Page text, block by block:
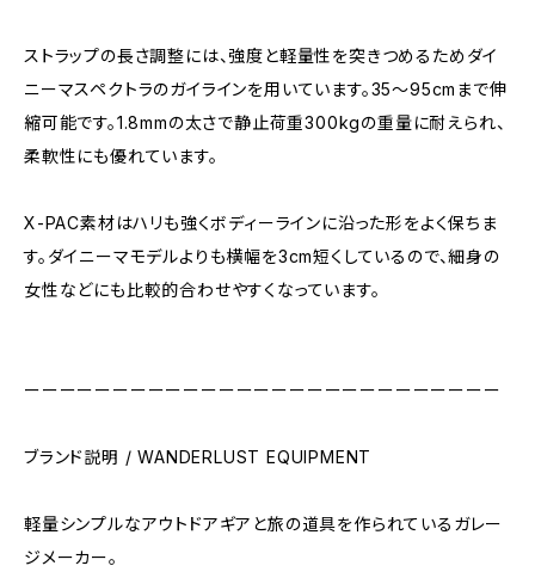
ストラップの長さ調整には、強度と軽量性を突きつめるためダイ
ニーマスペクトラのガイラインを用いています。35〜95cmまで伸
縮可能です。1.8mmの太さで静止荷重300kgの重量に耐えられ、
柔軟性にも優れています。
X-PAC素材はハリも強くボディーラインに沿った形をよく保ちま
す。ダイニーマモデルよりも横幅を3cm短くしているので、細身の
女性などにも比較的合わせやすくなっています。
ーーーーーーーーーーーーーーーーーーーーーーーーーーー
ブランド説明 / WANDERLUST EQUIPMENT
軽量シンプルなアウトドアギアと旅の道具を作られているガレー
ジメーカー。